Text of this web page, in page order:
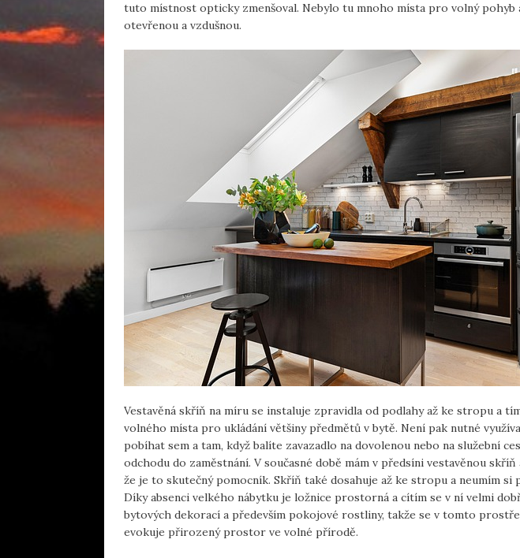
tuto místnost opticky zmenšoval. Nebylo tu mnoho místa pro volný pohyb
otevřenou a vzdušnou.
Vestavěná skříň na míru se instaluje zpravidla od podlahy až ke stropu a
volného místa pro ukládání většiny předmětů v bytě. Není pak nutné
pobíhat sem a tam, když balíte zavazadlo na dovolenou nebo na služební
odchodu do zaměstnání. V současné době mám v předsíni vestavěnou
že je to skutečný pomocník. Skříň také dosahuje až ke stropu a neumím si
Díky absenci velkého nábytku je ložnice prostorná a cítím se v ní velmi
bytových dekorací a především pokojové rostliny, takže se v tomto
evokuje přirozený prostor ve volné přírodě.